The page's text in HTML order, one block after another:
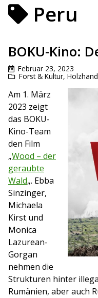
Peru
BOKU-Kino:
Februar 23, 2023
Forst & Kultur,
Am 1. März
2023 zeigt
das BOKU-
Kino-Team
den Film
„Wood – der
geraubte
Wald„. Ebba
Sinzinger,
Michaela
Kirst und
Monica
Lazurean-
Gorgan
nehmen die
Strukturen hinter
Rumänien, aber auch